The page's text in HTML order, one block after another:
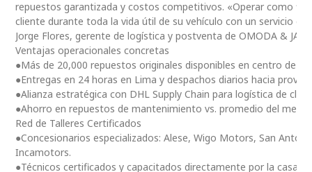
repuestos garantizada y costos competitivos. «Operar como
cliente durante toda la vida útil de su vehículo con un servicio
Jorge Flores, gerente de logística y postventa de OMODA &
Ventajas operacionales concretas
●Más de 20,000 repuestos originales disponibles en centro de
●Entregas en 24 horas en Lima y despachos diarios hacia
●Alianza estratégica con DHL Supply Chain para logística de
●Ahorro en repuestos de mantenimiento vs. promedio del
Red de Talleres Certificados
●Concesionarios especializados: Alese, Wigo Motors, San
Incamotors.
●Técnicos certificados y capacitados directamente por la casa